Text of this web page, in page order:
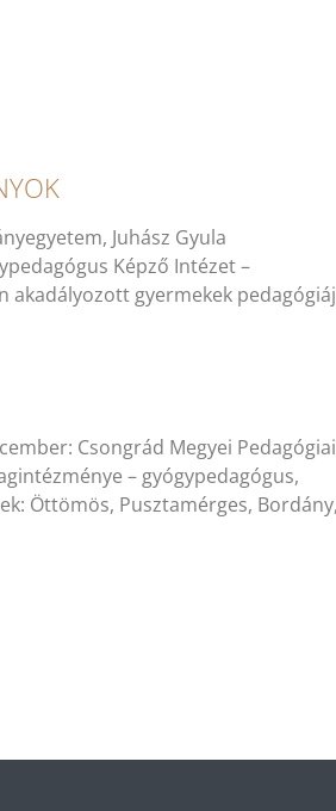
Juhász Gyula
Képző Intézet –
akadályozott gyermekek
Csongrád Megyei Pedagógiai
– gyógypedagógus,
Öttömös, Pusztamérges, Bordány,